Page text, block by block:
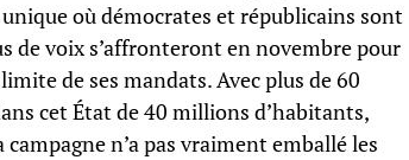
où démocrates et républicains sont
de voix s’affronteront en novembre pour
de ses mandats. Avec plus de 60
cet État de 40 millions d’habitants,
n’a pas vraiment emballé les